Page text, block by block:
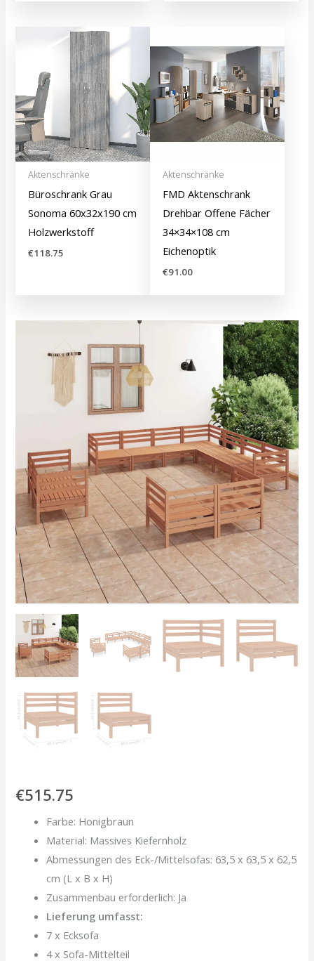
Aktenschränke
Büroschrank Grau
Sonoma 60x32x190 cm
Holzwerkstoff
€118.75
Aktenschränke
FMD Aktenschrank
Drehbar Offene Fächer
34×34×108 cm
Eichenoptik
€91.00
€515.75
Farbe: Honigbraun
Material: Massives Kiefernholz
Abmessungen des Eck-/Mittelsofas: 63,5 x 63,5 x 62,5
cm (L x B x H)
Zusammenbau erforderlich: Ja
Lieferung umfasst:
7 x Ecksofa
4 x Sofa-Mittelteil